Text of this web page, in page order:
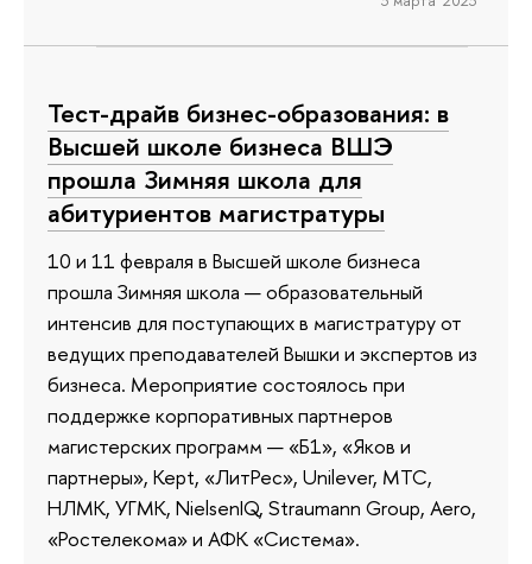
Тест-драйв бизнес-образования: в
Высшей школе бизнеса ВШЭ
прошла Зимняя школа для
абитуриентов магистратуры
10 и 11 февраля в Высшей школе бизнеса
прошла Зимняя школа — образовательный
интенсив для поступающих в магистратуру от
ведущих преподавателей Вышки и экспертов из
бизнеса. Мероприятие состоялось при
поддержке корпоративных партнеров
магистерских программ — «Б1», «Яков и
партнеры», Kept, «ЛитРес», Unilever, МТС,
НЛМК, УГМК, NielsenIQ, Straumann Group, Aero,
«Ростелекома» и АФК «Система».